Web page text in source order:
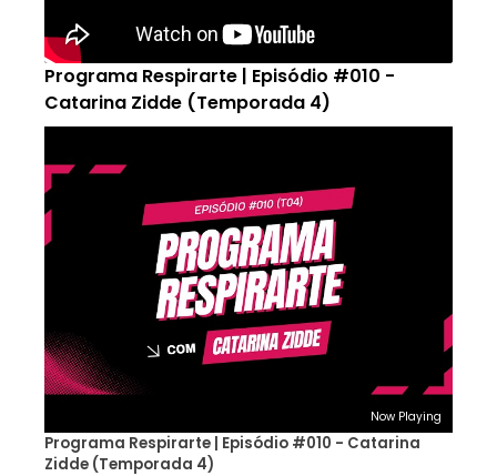
Programa Respirarte | Episódio #010 -
Catarina Zidde (Temporada 4)
Now Playing
Programa Respirarte | Episódio #010 - Catarina
Zidde (Temporada 4)